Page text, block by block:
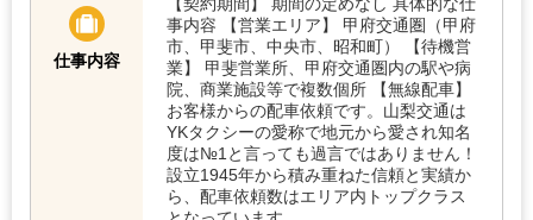
仕事内容
【契約期間】 期間の定めなし 具体的な仕
事内容 【営業エリア】 甲府交通圏（甲府
市、甲斐市、中央市、昭和町） 【待機営
業】 甲斐営業所、甲府交通圏内の駅や病
院、商業施設等で複数個所 【無線配車】
お客様からの配車依頼です。山梨交通は
YKタクシーの愛称で地元から愛され知名
度は№1と言っても過言ではありません！
設立1945年から積み重ねた信頼と実績か
ら、配車依頼数はエリア内トップクラス